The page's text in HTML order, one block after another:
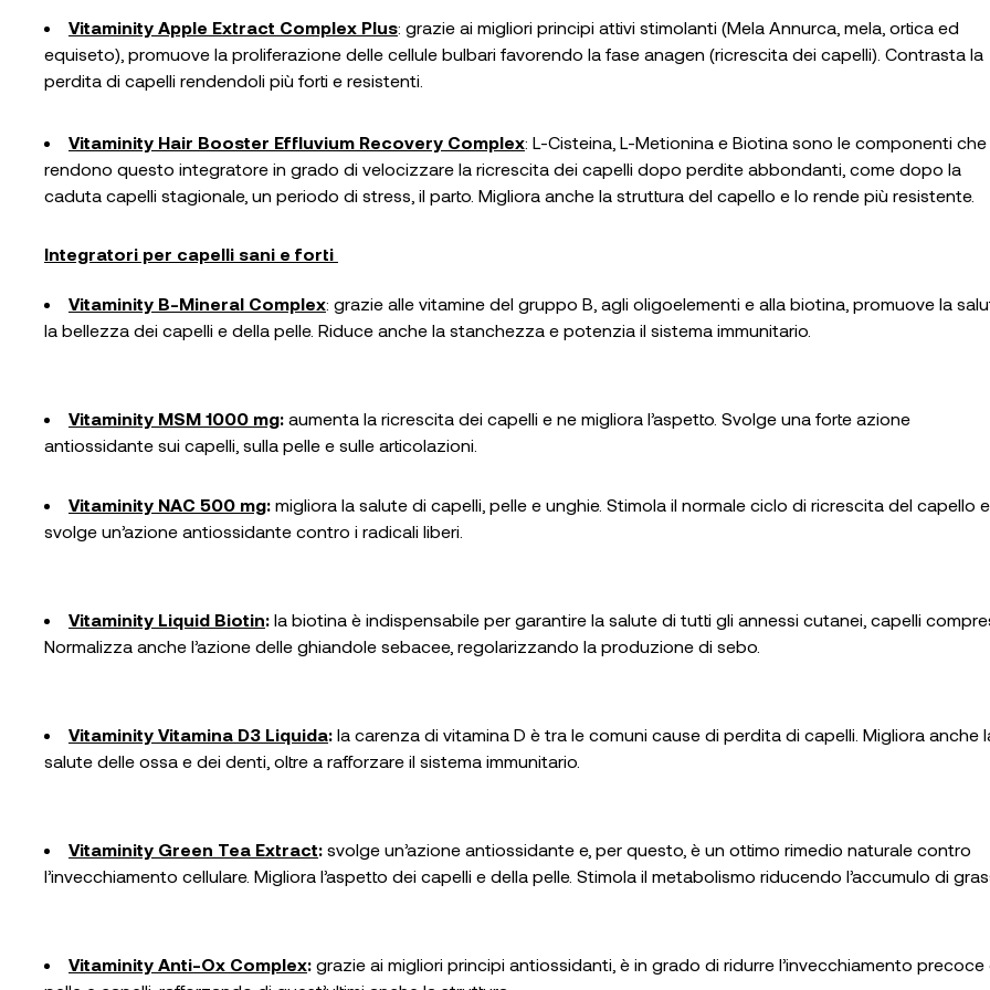
Vitaminity Apple Extract Complex Plus: grazie ai migliori principi attivi stimolanti (Mela Annurca, mela, ortica ed
equiseto), promuove la proliferazione delle cellule bulbari favorendo la fase anagen (ricrescita dei capelli). Contrasta la
perdita di capelli rendendoli più forti e resistenti.
Vitaminity Hair Booster Effluvium Recovery Complex: L-Cisteina, L-Metionina e Biotina sono le componenti che
rendono questo integratore in grado di velocizzare la ricrescita dei capelli dopo perdite abbondanti, come dopo la
caduta capelli stagionale, un periodo di stress, il parto. Migliora anche la struttura del capello e lo rende più resistente.
Integratori per capelli sani e forti
Vitaminity B-Mineral Complex: grazie alle vitamine del gruppo B, agli oligoelementi e alla biotina, promuove la
la bellezza dei capelli e della pelle. Riduce anche la stanchezza e potenzia il sistema immunitario.
Vitaminity MSM 1000 mg: aumenta la ricrescita dei capelli e ne migliora l’aspetto. Svolge una forte azione
antiossidante sui capelli, sulla pelle e sulle articolazioni.
Vitaminity NAC 500 mg: migliora la salute di capelli, pelle e unghie. Stimola il normale ciclo di ricrescita del capello e
svolge un’azione antiossidante contro i radicali liberi.
Vitaminity Liquid Biotin: la biotina è indispensabile per garantire la salute di tutti gli annessi cutanei, capelli
Normalizza anche l’azione delle ghiandole sebacee, regolarizzando la produzione di sebo.
Vitaminity Vitamina D3 Liquida: la carenza di vitamina D è tra le comuni cause di perdita di capelli. Migliora anche
salute delle ossa e dei denti, oltre a rafforzare il sistema immunitario.
Vitaminity Green Tea Extract: svolge un’azione antiossidante e, per questo, è un ottimo rimedio naturale contro
l’invecchiamento cellulare. Migliora l’aspetto dei capelli e della pelle. Stimola il metabolismo riducendo l’accumulo di
Vitaminity Anti-Ox Complex: grazie ai migliori principi antiossidanti, è in grado di ridurre l’invecchiamento precoce